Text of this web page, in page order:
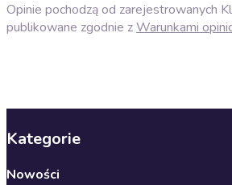
Opinie pochodzą od zarejestrowanych
publikowane zgodnie zWarunkami
Kategorie
Nowości